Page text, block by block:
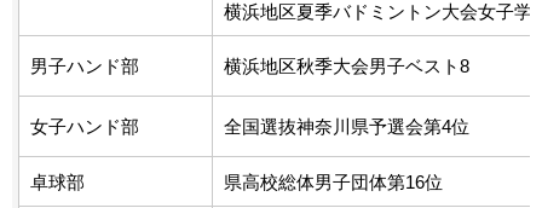
横浜地区夏季バドミントン大会女子学
男子ハンド部 横浜地区秋季大会男子ベスト8
女子ハンド部 全国選抜神奈川県予選会第4位
卓球部 県高校総体男子団体第16位